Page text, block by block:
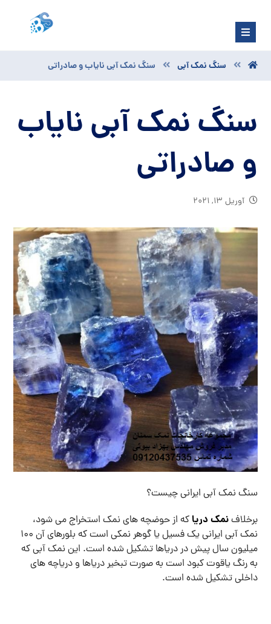
سنگ نمک آبی سنگ نمک آبی نایاب و صادراتی
سنگ نمک آبی نایاب
و صادراتی
آوریل ۱۳, ۲۰۲۱
سنگ نمک آبی ایرانی چیست؟
برخلافنمک دریا که از حوضچه های نمک استخراج می شود،
نمک آبی ایرانی یک فسیل یا گوهر نمکی است که بلورهای آن ۱۰۰
میلیون سال پیش در دریاها تشکیل شده است. این نمک آبی که
به رنگ یاقوت کبود است به صورت تبخیر دریاها و دریاچه های
داخلی تشکیل شده است.